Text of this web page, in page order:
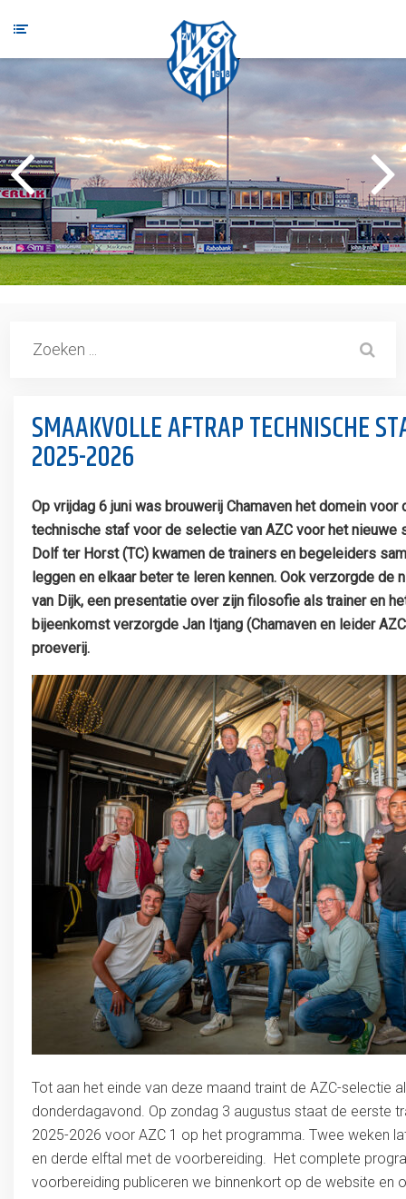
SMAAKVOLLE AFTRAP TECHNISCHE
2025-2026
Op vrijdag 6 juni was brouwerij Chamaven het domein voor
technische staf voor de selectie van AZC voor het nieuwe
Dolf ter Horst (TC) kwamen de trainers en begeleiders
leggen en elkaar beter te leren kennen. Ook verzorgde de
van Dijk, een presentatie over zijn filosofie als trainer en
bijeenkomst verzorgde Jan Itjang (Chamaven en leider
proeverij.
Tot aan het einde van deze maand traint de AZC-selectie
donderdagavond. Op zondag 3 augustus staat de eerste
2025-2026 voor AZC 1 op het programma. Twee weken
en derde elftal met de voorbereiding. Het complete
voorbereiding publiceren we binnenkort op de website en